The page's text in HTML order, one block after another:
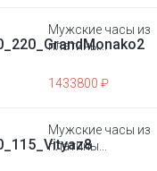
Мужские часы из
платины...
1433800 ₽
Мужские часы из
платины...